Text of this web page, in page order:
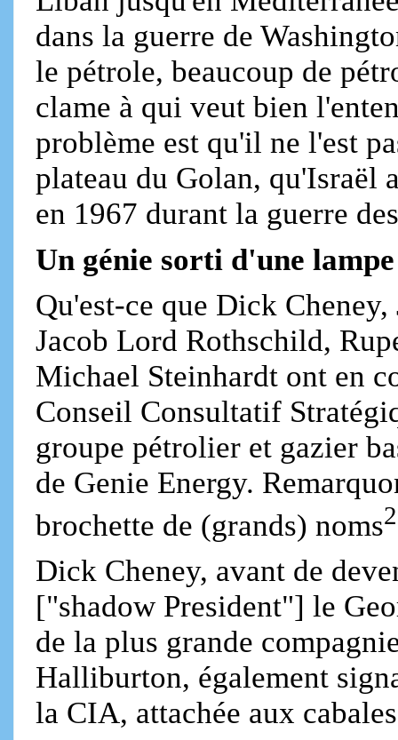
dans la guerre de
le pétrole, beaucoup de
clame à qui veut bien
problème est qu'il ne l'est
plateau du Golan, qu'Israël
en 1967 durant la guerre
Un génie sorti d'une
Qu'est-ce que Dick
Jacob Lord Rothschild,
Michael Steinhardt ont en
Conseil Consultatif
groupe pétrolier et gazier
de Genie Energy.
brochette de (grands) noms2
Dick Cheney, avant de
["shadow President"] le
de la plus grande
Halliburton, également
la CIA, attachée aux